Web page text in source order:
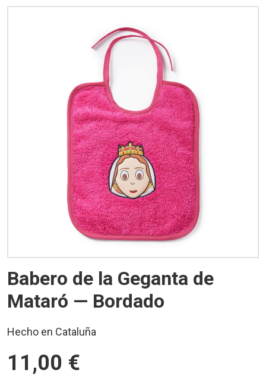
Babero de la Geganta de
Mataró — Bordado
Hecho en Cataluña
11,00 €